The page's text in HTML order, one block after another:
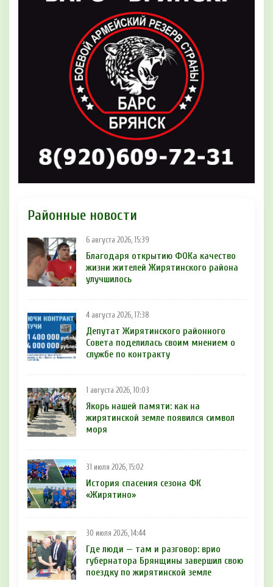
Районные новости
6 августа 2026, 15:39
Благодаря открытию ФОКа качество
жизни жителей Жирятинского района
улучшилось
4 августа 2026, 17:38
Депутат Жирятинского районного
Совета поделилась своим мнением о
службе по контракту
1 августа 2026, 10:03
Якорь нашей памяти: как на
жирятинской земле появился символ
моря
31 июля 2026, 15:02
История спасения сезона ФК
«Жирятино»
30 июля 2026, 14:44
Где люди — там и разговор: врио
губернатора Брянщины завершил свою
поездку по жирятинской земле